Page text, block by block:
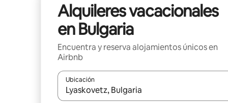
Alquileres vacacionales
en Bulgaria
Encuentra y reserva alojamientos únicos en
Airbnb
Ubicación
Cuando los resultados estén disponibles,